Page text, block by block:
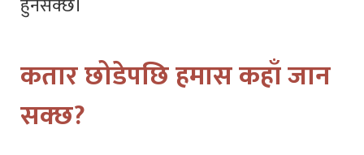
कतार छोडेपछि हमास कहाँ जान
सक्छ?